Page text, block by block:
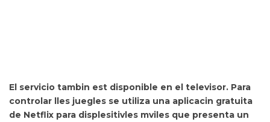
El servicio tambin est disponible en el televisor. Para
controlar lles juegles se utiliza una aplicacin gratuita
de Netflix para displesitivles mviles que presenta un